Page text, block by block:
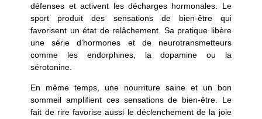
défenses et activent les décharges hormonales. Le
sport produit des sensations de bien-être qui
favorisent un état de relâchement. Sa pratique libère
une série d’hormones et de neurotransmetteurs
comme les endorphines, la dopamine ou la
sérotonine.
En même temps, une nourriture saineet un bon
sommeil amplifient ces sensations de bien-être. Le
fait de rirefavorise aussi le déclenchement de la joie